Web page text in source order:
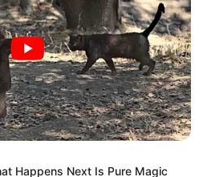
Happens Next Is Pure Magic